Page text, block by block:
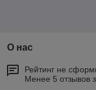
О нас
Рейтинг не
Менее 5 отзывов